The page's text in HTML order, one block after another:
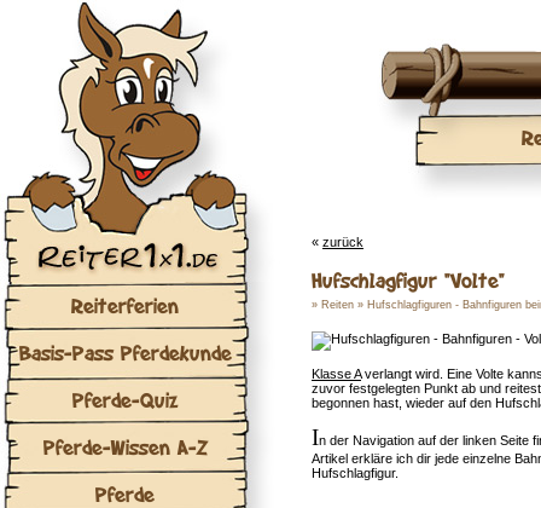
Reiterferien
Basis-Pass Pferdekunde
Pferde-Quiz
Pferde-Wissen A-Z
Pferde
« zurück
Hufschlagfigur "Volte"
» Reiten » Hufschlagfiguren - Bahnfiguren
Klasse Averlangt wird. Eine Volte
zuvor festgelegten Punkt ab und
begonnen hast, wieder auf den
In der Navigation auf der linken Seite
Artikel erkläre ich dir jede einzelne
Hufschlagfigur.